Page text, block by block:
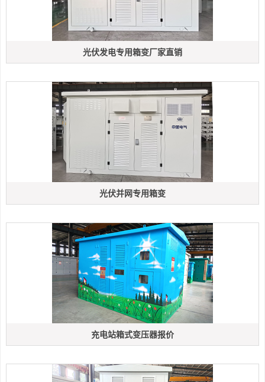
光伏发电专用箱变厂家直销
光伏并网专用箱变
充电站箱式变压器报价